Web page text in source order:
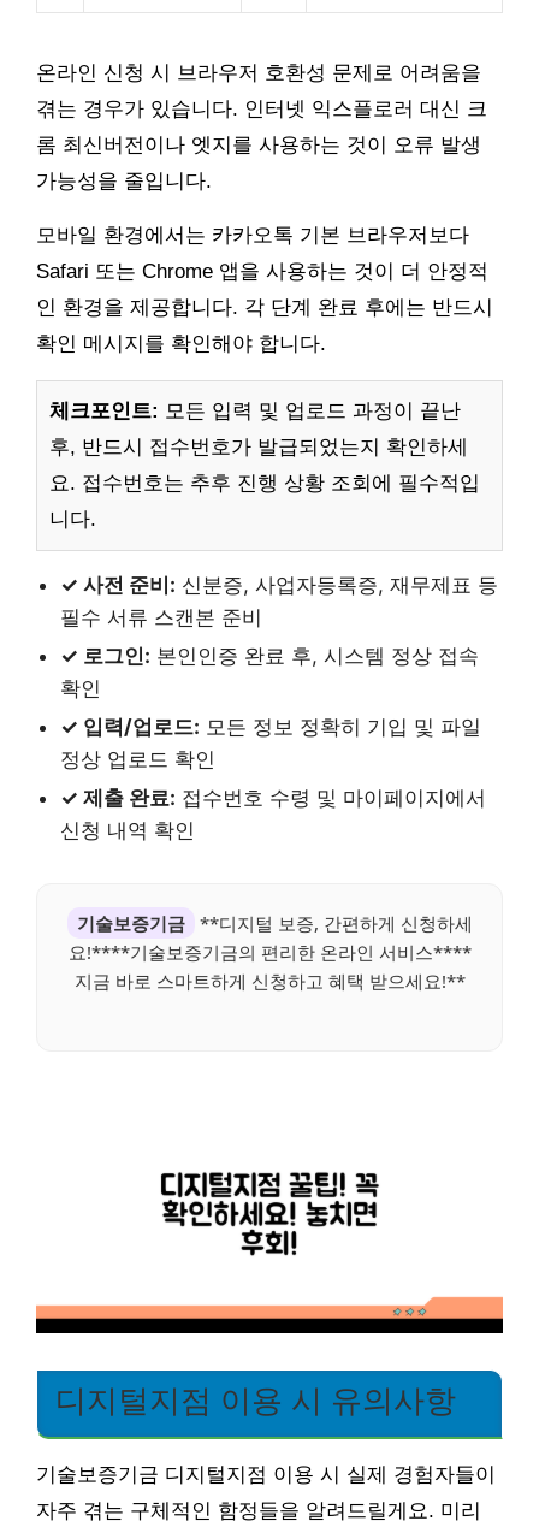
온라인 신청 시 브라우저 호환성 문제로 어려움을
겪는 경우가 있습니다. 인터넷 익스플로러 대신 크
롬 최신버전이나 엣지를 사용하는 것이 오류 발생
가능성을 줄입니다.
모바일 환경에서는 카카오톡 기본 브라우저보다
Safari 또는 Chrome 앱을 사용하는 것이 더 안정적
인 환경을 제공합니다. 각 단계 완료 후에는 반드시
확인 메시지를 확인해야 합니다.
체크포인트: 모든 입력 및 업로드 과정이 끝난
후, 반드시 접수번호가 발급되었는지 확인하세
요. 접수번호는 추후 진행 상황 조회에 필수적입
니다.
✓ 사전 준비: 신분증, 사업자등록증, 재무제표 등
필수 서류 스캔본 준비
✓ 로그인: 본인인증 완료 후, 시스템 정상 접속
확인
✓ 입력/업로드: 모든 정보 정확히 기입 및 파일
정상 업로드 확인
✓ 제출 완료: 접수번호 수령 및 마이페이지에서
신청 내역 확인
기술보증기금
**디지털 보증, 간편하게 신청하세
요!****기술보증기금의 편리한 온라인 서비스****
지금 바로 스마트하게 신청하고 혜택 받으세요!**
디지털지점 이용 시 유의사항
기술보증기금 디지털지점 이용 시 실제 경험자들이
자주 겪는 구체적인 함정들을 알려드릴게요. 미리